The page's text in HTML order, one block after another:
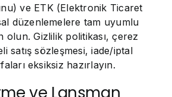
ve ETK (Elektronik Ticaret
düzenlemelere tam uyumlu
olun. Gizlilik politikası, çerez
satış sözleşmesi, iade/iptal
eksiksiz hazırlayın.